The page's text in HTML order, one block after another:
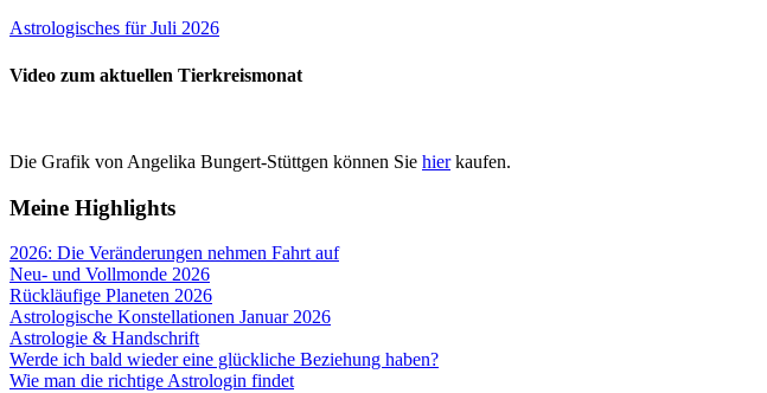
Astrologisches für Juli 2026
Video zum aktuellen Tierkreismonat
Die Grafik von Angelika Bungert-Stüttgen können Sie hierkaufen.
Meine Highlights
2026: Die Veränderungen nehmen Fahrt auf
Neu- und Vollmonde 2026
Rückläufige Planeten 2026
Astrologische Konstellationen Januar 2026
Astrologie & Handschrift
Werde ich bald wieder eine glückliche Beziehung haben?
Wie man die richtige Astrologin findet